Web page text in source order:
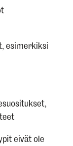
esimerkiksi
eivät ole